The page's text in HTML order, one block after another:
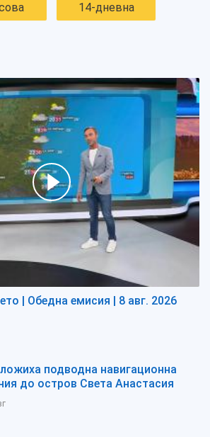
14-дневна
| Обедна емисия | 8 авг. 2026
подводна навигационна
до остров Света Анастасия